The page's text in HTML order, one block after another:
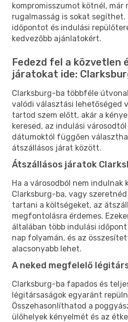
kompromisszumot kötnél, már
rugalmasság is sokat segíthet.
időpontot és indulási
kedvezőbb ajánlatokért.
Fedezd fel a közvetlen
járatokat ide:
Clarksburg-ba többféle
valódi választási lehetőséged
tartod szem előtt, akár a
keresed, az indulási
dátumoktól függően
átszállásos járat között.
Átszállásos járatok
Ha a városodból nem indulnak
Clarksburg-ba, vagy
tartani a költségeket, az
megfontolásra érdemes.
általában több indulási
nap folyamán, és az
alacsonyabb lehet.
A neked megfelelő
Clarksburg-ba fapados és
légitársaságok egyaránt
Összehasonlíthatod a
ülőhelyek kényelmét és az